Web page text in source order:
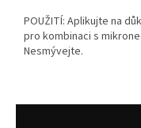
POUŽITÍ: Aplikujte na
pro kombinaci s
Nesmývejte.